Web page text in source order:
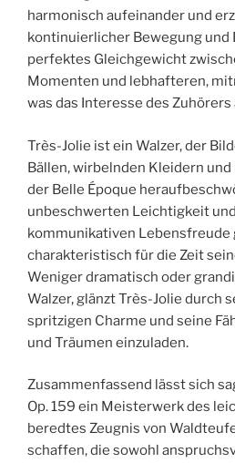
harmonisch aufeinander und
kontinuierlicher Bewegung und
perfektes Gleichgewicht
Momenten und lebhafteren,
was das Interesse des
Très-Jolie ist ein Walzer, der
Bällen, wirbelnden Kleidern
der Belle Époque
unbeschwerten Leichtigkeit
kommunikativen Lebensfreude
charakteristisch für die Zeit
Weniger dramatisch oder
Walzer, glänzt Très-Jolie durch
spritzigen Charme und seine
und Träumen einzuladen.
Zusammenfassend lässt sich
Op. 159 ein Meisterwerk des
beredtes Zeugnis von
schaffen, die sowohl